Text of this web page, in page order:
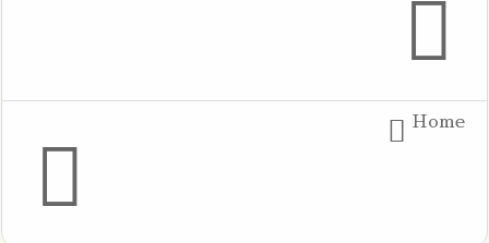


Home